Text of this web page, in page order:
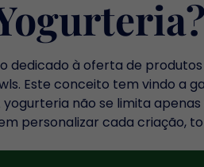
dedicado à oferta de
Este conceito tem vindo a
yogurteria não se limita
personalizar cada criação,